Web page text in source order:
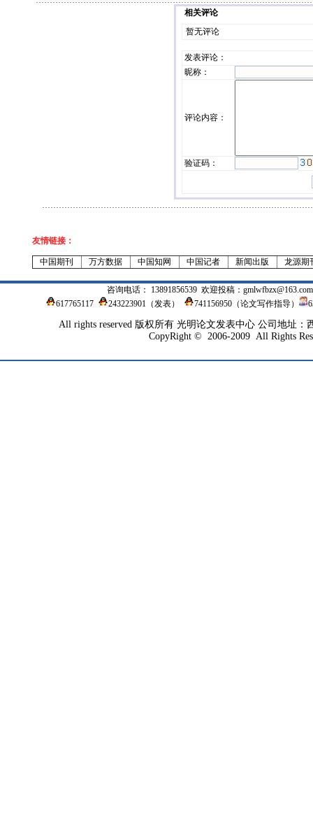
相关评论
暂无评论
发表评论 ：
昵称：
评论内容：
验证码：
友情链接：
中国期刊 万方数据 中国知网 中国记者 新闻出版 龙源期
咨询电话： 13891856539 欢迎投稿： gmlwfbzx@163.com
617765117
243223901 （发表） 741156950（论文写作指导）
All rights reserved 版权所有 光明论文发表中心 公司地址：
CopyRight © 2006-2009 All Rights